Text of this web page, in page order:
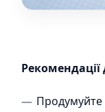
Продумуйте